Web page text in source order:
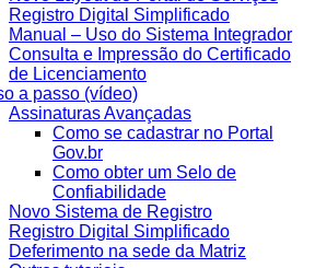
Registro Digital Simplificado
Manual – Uso do Sistema Integrador
Consulta e Impressão do Certificado
de Licenciamento
a passo (vídeo)
Assinaturas Avançadas
Como se cadastrar no Portal
Gov.br
Como obter um Selo de
Confiabilidade
Novo Sistema de Registro
Registro Digital Simplificado
Deferimento na sede da Matriz